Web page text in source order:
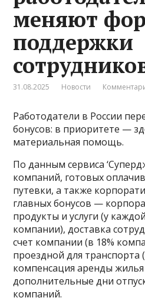
меняют
поддержки
31.08.2025 Новости
Работодатели в России
бонусов: в приоритете —
материальная помощь.
По данным сервиса
компаний, готовых
путевки, а также
главных бонусов —
продукты и услуги (у
компании), доставка
счет компании (в 18%
проездной для транспорта
компенсация аренды
дополнительные дни
компаний.